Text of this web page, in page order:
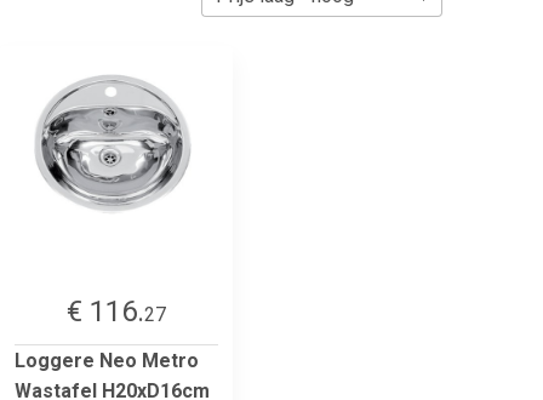
€ 116.27
Loggere Neo Metro
Wastafel H20xD16cm